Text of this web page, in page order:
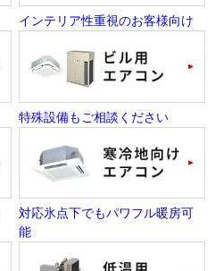
インテリア性重視のお客様向け
特殊設備もご相談ください
対応氷点下でもパワフル暖房可
能